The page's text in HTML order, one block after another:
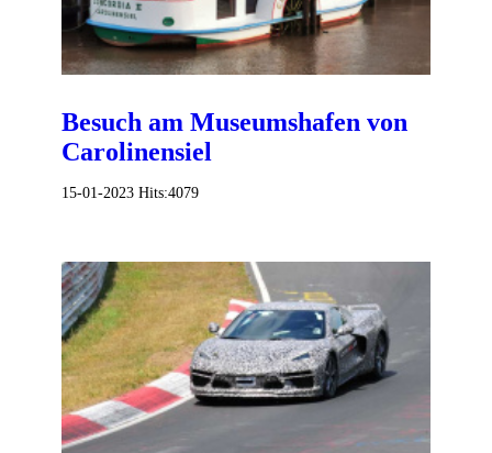
Besuch am Museumshafen von
Carolinensiel
15-01-2023 Hits:4079